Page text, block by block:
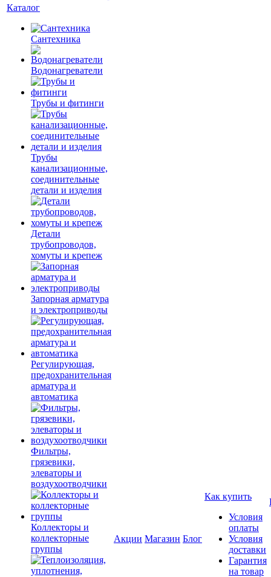
Каталог
Сантехника
Водонагреватели
Трубы и фитинги
Трубы
канализационные,
соединительные
детали и изделия
Детали
трубопроводов,
хомуты и крепеж
Запорная арматура
и электроприводы
Регулирующая,
предохранительная
арматура и
автоматика
Фильтры,
грязевики,
элеваторы и
воздухоотводчики
Коллекторы и
коллекторные
группы
Акции Магазин Блог
Как купить
Условия
оплаты
Условия
доставки
Гарантия
на товар